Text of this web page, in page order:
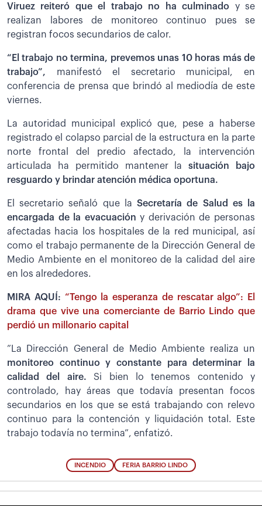
Viruez reiteró que el trabajo no ha culminado y se
realizan labores de monitoreo continuo pues se
registran focos secundarios de calor.
“El trabajo no termina, prevemos unas 10 horas más de
trabajo”, manifestó el secretario municipal, en
conferencia de prensa que brindó al mediodía de este
viernes.
La autoridad municipal explicó que, pese a haberse
registrado el colapso parcial de la estructura en la parte
norte frontal del predio afectado, la intervención
articulada ha permitido mantener lasituación bajo
resguardo y brindar atención médica oportuna.
El secretario señaló que laSecretaría de Salud es la
encargada de la evacuación y derivación de personas
afectadas hacia los hospitales de la red municipal, así
como el trabajo permanente de la Dirección General de
Medio Ambiente en el monitoreo de la calidad del aire
en los alrededores.
MIRA AQUÍ: “Tengo la esperanza de rescatar algo”: El
drama que vive una comerciante de Barrio Lindo que
perdió un millonario capital
”La Dirección General de Medio Ambiente realiza un
monitoreo continuo y constante para determinar la
calidad del aire. Si bien lo tenemos contenido y
controlado, hay áreas que todavía presentan focos
secundarios en los que se está trabajando con relevo
continuo para la contención y liquidación total. Este
trabajo todavía no termina”, enfatizó.
INCENDIO FERIA BARRIO LINDO